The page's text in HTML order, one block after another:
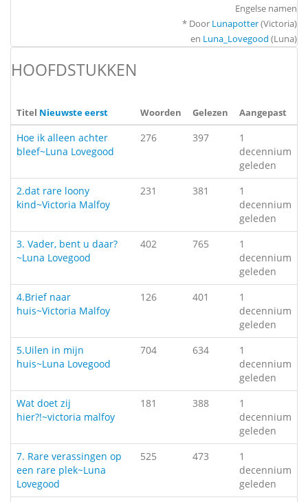
Engelse namen
* Door Lunapotter(Victoria)
en Luna_Lovegood (Luna)
HOOFDSTUKKEN
Titel Nieuwste eerst Woorden Gelezen Aangepast
Hoe ik alleen achter
bleef~Luna Lovegood
276 397
1
decennium
geleden
2.dat rare loony
kind~Victoria Malfoy
231 381
1
decennium
geleden
3. Vader, bent u daar?
~Luna Lovegood
402 765
1
decennium
geleden
4.Brief naar
huis~Victoria Malfoy
126 401
1
decennium
geleden
5.Uilen in mijn
huis~Luna Lovegood
704 634
1
decennium
geleden
Wat doet zij
hier?!~victoria malfoy
181 388
1
decennium
geleden
7. Rare verassingen op
een rare plek~Luna
Lovegood
525 473
1
decennium
geleden